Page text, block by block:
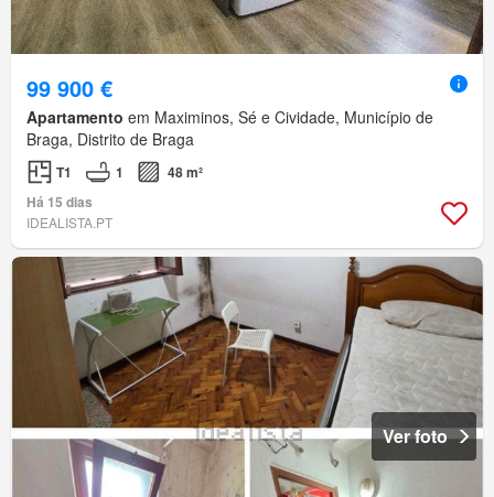
99 900 €
Apartamento em Maximinos, Sé e Cividade, Município de
Braga, Distrito de Braga
T1 1
48 m²
Há 15 dias
IDEALISTA.PT
Ver foto